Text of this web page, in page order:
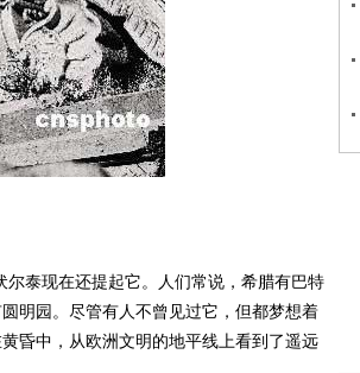
泰现在还提起它。人们常说，希腊有巴特
明园。尽管有人不曾见过它，但都梦想着
昏中，从欧洲文明的地平线上看到了遥远